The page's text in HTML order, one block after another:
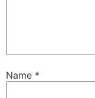
Name *